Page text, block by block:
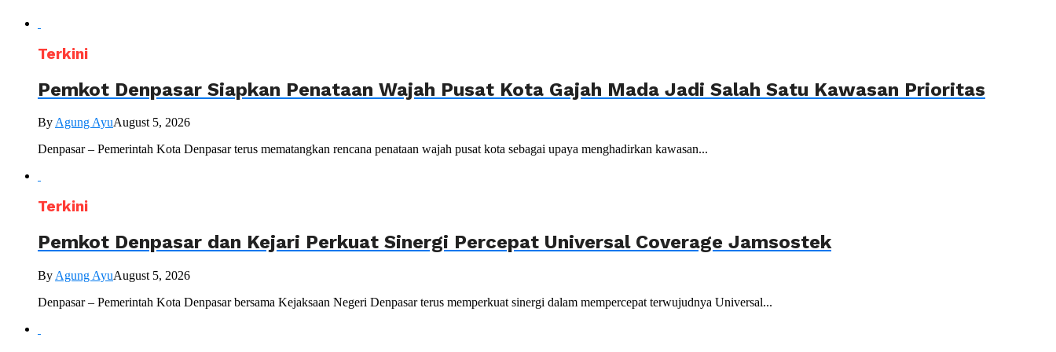
Terkini
Pemkot Denpasar Siapkan Penataan Wajah Pusat Kota Gajah Mada Jadi Salah Satu Kawasan Prioritas
ByAgung AyuAugust 5, 2026
Denpasar – Pemerintah Kota Denpasar terus mematangkan rencana penataan wajah pusat kota sebagai upaya menghadirkan kawasan...
Terkini
Pemkot Denpasar dan Kejari Perkuat Sinergi Percepat Universal Coverage Jamsostek
By Agung AyuAugust 5, 2026
Denpasar – Pemerintah Kota Denpasar bersama Kejaksaan Negeri Denpasar terus memperkuat sinergi dalam mempercepat terwujudnya Universal...